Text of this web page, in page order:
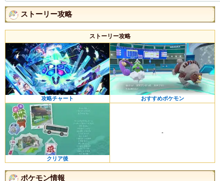
ストーリー攻略
ストーリー攻略
攻略チャート おすすめポケモン
クリア後
-
ポケモン情報